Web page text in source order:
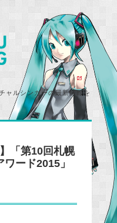
ャルシンガーの最新情報を
「第10回札幌
ード2015」